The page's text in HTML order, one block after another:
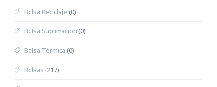
Bolsa Reciclaje (0)
Bolsa Sublimación (0)
Bolsa Térmica (0)
Bolsas (217)